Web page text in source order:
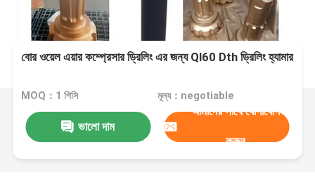
বোর ওয়েল এয়ার কম্প্রেসার ড্রিলিং এর জন্য Ql60 Dth ড্রিলিং হ্যামার
MOQ：1 পিসি মূল্য：negotiable
ভালো দাম
আমাদের সাথে যোগাযোগ
করুন